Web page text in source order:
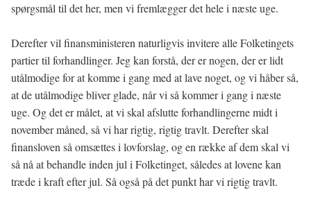
spørgsmål til det her, men vi fremlægger det hele i næste uge.
Derefter vil finansministeren naturligvis invitere alle Folketingets
partier til forhandlinger. Jeg kan forstå, der er nogen, der er lidt
utålmodige for at komme i gang med at lave noget, og vi håber så,
at de utålmodige bliver glade, når vi så kommer i gang i næste
uge. Og det er målet, at vi skal afslutte forhandlingerne midt i
november måned, så vi har rigtig, rigtig travlt. Derefter skal
finansloven så omsættes i lovforslag, og en række af dem skal vi
så nå at behandle inden jul i Folketinget, således at lovene kan
træde i kraft efter jul. Så også på det punkt har vi rigtig travlt.